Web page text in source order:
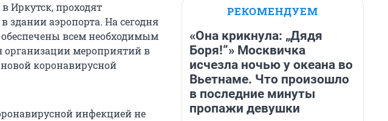
Иркутск, проходят
здании аэропорта. На сегодня
всем необходимым
мероприятий в
коронавирусной
инфекцией не
РЕКОМЕНДУЕМ
«Она крикнула: „Дядя
Боря!“» Москвичка
исчезла ночью у океана во
Вьетнаме. Что произошло
в последние минуты
пропажи девушки